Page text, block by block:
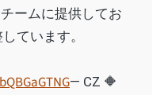
ームに提供してお
ています。
— CZ 🔶